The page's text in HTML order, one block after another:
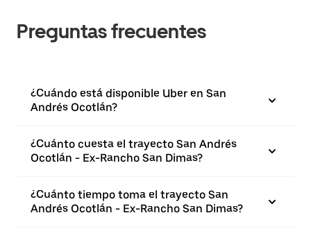
Preguntas frecuentes
¿Cuándo está disponible Uber en San
Andrés Ocotlán?
¿Cuánto cuesta el trayecto San Andrés
Ocotlán - Ex-Rancho San Dimas?
¿Cuánto tiempo toma el trayecto San
Andrés Ocotlán - Ex-Rancho San Dimas?